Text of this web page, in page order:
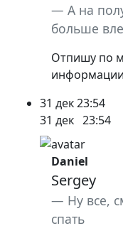
А на
больше
Отпишу по
информации
31 дек23:54
31 дек 23:54
Daniel
Sergey
Ну все,
спать